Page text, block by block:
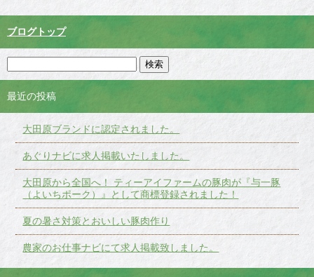
ブログトップ
最近の投稿
大田原ブランドに認定されました。
あぐりナビに求人掲載いたしました。
大田原から全国へ！ ティーアイファームの豚肉が『与一豚
（よいちポーク）』として商標登録されました！
夏の暑さ対策とおいしい豚肉作り
農家のお仕事ナビにて求人掲載致しました。